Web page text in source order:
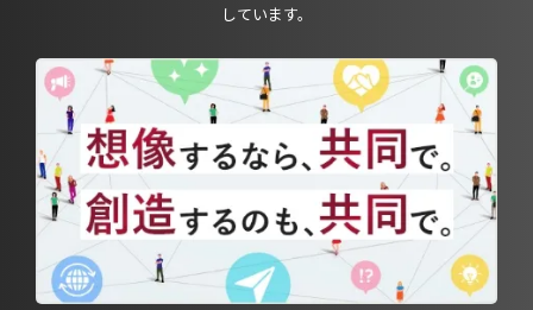
しています。